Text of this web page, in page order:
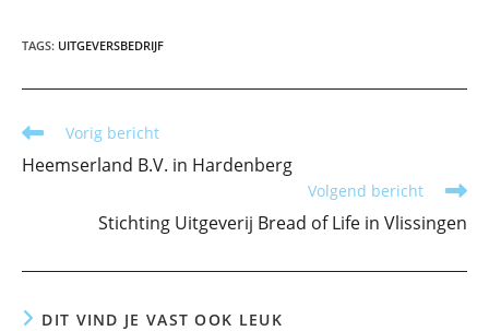
TAGS: UITGEVERSBEDRIJF
Lees
artikelen
Vorig bericht
Heemserland B.V. in Hardenberg
Volgend bericht
Stichting Uitgeverij Bread of Life in Vlissingen
DIT VIND JE VAST OOK LEUK